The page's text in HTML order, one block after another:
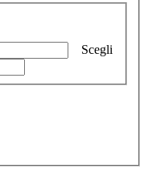
Scegli